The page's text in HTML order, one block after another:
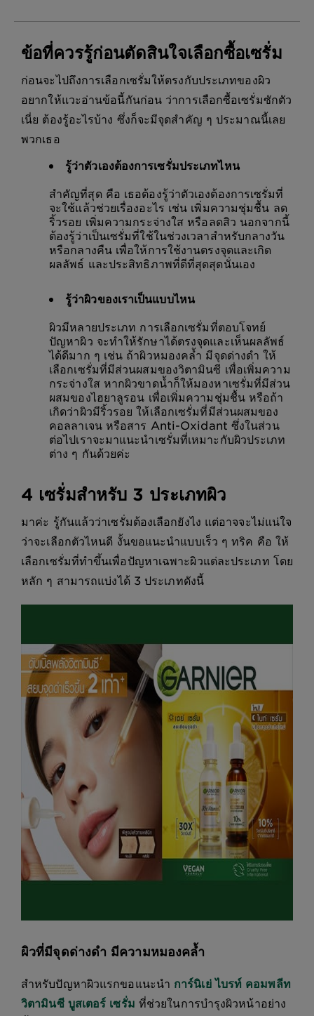
ข้อที่ควรรู้ก่อนตัดสินใจเลือกซื้อเซรั่ม
ก่อนจะไปถึงการเลือกเซรั่มให้ตรงกับประเภทของผิว
อยากให้แวะอ่านข้อนี้กันก่อน ว่าการเลือกซื้อเซรั่มซักตัว
เนี่ย ต้องรู้อะไรบ้าง ซึ่งก็จะมีจุดสำคัญ ๆ ประมาณนี้เลย
พวกเธอ
รู้ว่าตัวเองต้องการเซรั่มประเภทไหน
สำคัญที่สุด คือ เธอต้องรู้ว่าตัวเองต้องการเซรั่มที่
จะใช้แล้วช่วยเรื่องอะไร เช่น เพิ่มความชุ่มชื้น ลด
ริ้วรอย เพิ่มความกระจ่างใส หรือลดสิว นอกจากนี้
ต้องรู้ว่าเป็นเซรั่มที่ใช้ในช่วงเวลาสำหรับกลางวัน
หรือกลางคืน เพื่อให้การใช้งานตรงจุดและเกิด
ผลลัพธ์ และประสิทธิภาพที่ดีที่สุดสุดนั่นเอง
รู้ว่าผิวของเราเป็นแบบไหน
ผิวมีหลายประเภท การเลือกเซรั่มที่ตอบโจทย์
ปัญหาผิว จะทำให้รักษาได้ตรงจุดและเห็นผลลัพธ์
ได้ดีมาก ๆ เช่น ถ้าผิวหมองคล้ำ มีจุดด่างดำ ให้
เลือกเซรั่มที่มีส่วนผสมของวิตามินซี เพื่อเพิ่มความ
กระจ่างใส หากผิวขาดน้ำก็ให้มองหาเซรั่มที่มีส่วน
ผสมของไฮยาลูรอน เพื่อเพิ่มความชุ่มชื้น หรือถ้า
เกิดว่าผิวมีริ้วรอย ให้เลือกเซรั่มที่มีส่วนผสมของ
คอลลาเจน หรือสาร Anti-Oxidant ซึ่งในส่วน
ต่อไปเราจะมาแนะนำเซรั่มที่เหมาะกับผิวประเภท
ต่าง ๆ กันด้วยค่ะ
4 เซรั่มสำหรับ 3 ประเภทผิว
มาค่ะ รู้กันแล้วว่าเซรั่มต้องเลือกยังไง แต่อาจจะไม่แน่ใจ
ว่าจะเลือกตัวไหนดี งั้นขอแนะนำแบบเร็ว ๆ ทริค คือ ให้
เลือกเซรั่มที่ทำขึ้นเพื่อปัญหาเฉพาะผิวแต่ละประเภท โดย
หลัก ๆ สามารถแบ่งได้ 3 ประเภทดังนี้
ผิวที่มีจุดด่างดำ มีความหมองคล้ำ
สำหรับปัญหาผิวแรกขอแนะนำ การ์นิเย่ ไบรท์ คอมพลีท
วิตามินซี บูสเตอร์ เซรั่ม ที่ช่วยในการบำรุงผิวหน้าอย่าง